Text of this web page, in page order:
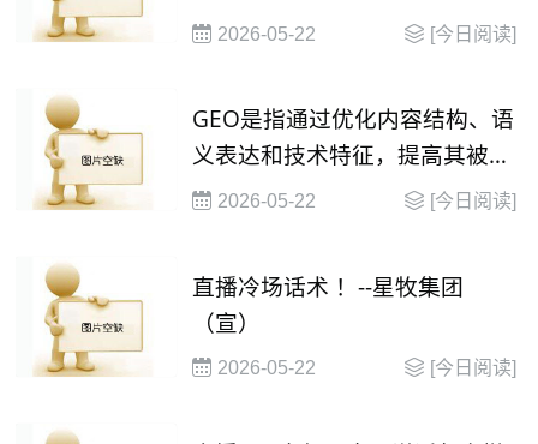
2026-05-22 [今日阅读]
GEO是指通过优化内容结构、语
义表达和技术特征，提高其被大
语言模型（
2026-05-22 [今日阅读]
直播冷场话术 ！--星牧集团
（宣）
2026-05-22 [今日阅读]